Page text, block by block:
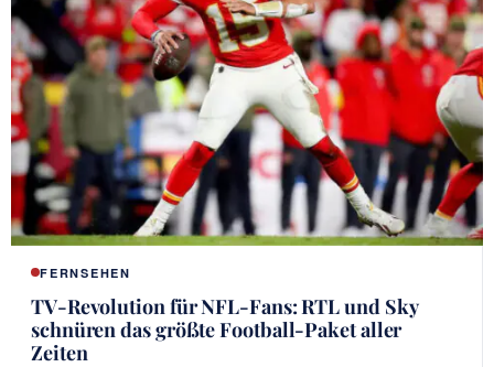
FERNSEHEN
TV-Revolution für NFL-Fans: RTL und Sky
schnüren das größte Football-Paket aller
Zeiten